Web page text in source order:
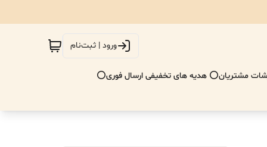
ورود | ثبت‌نام
مشتریان⭕ هدیه های تخفیفی ارسال فوری⭕